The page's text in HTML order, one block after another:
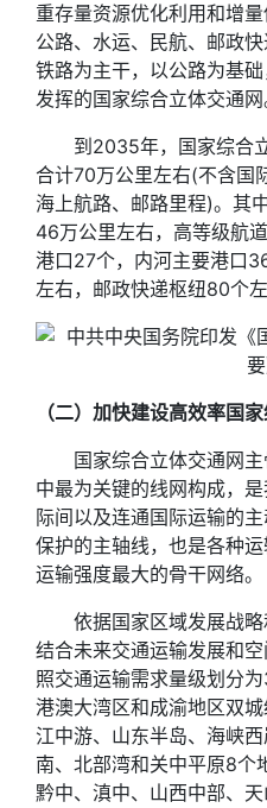
重存量资源优化利用和增
公路、水运、民航、邮政
铁路为主干，以公路为基
发挥的国家综合立体交通网
到2035年，国家综合立
合计70万公里左右(不含国
海上航路、邮路里程)。其
46万公里左右，高等级航
港口27个，内河主要港口
左右，邮政快递枢纽80个左
（二）加快建设高效率国
国家综合立体交通网主
中最为关键的线网构成，
际间以及连通国际运输的
保护的主轴线，也是各种运
运输强度最大的骨干网络。
依据国家区域发展战略
结合未来交通运输发展和
照交通运输需求量级划分
港澳大湾区和成渝地区双
江中游、山东半岛、海峡
南、北部湾和关中平原8个
黔中、滇中、山西中部、天